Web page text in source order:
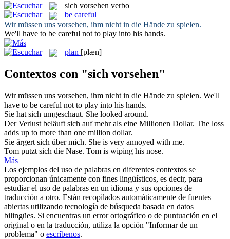
sich vorsehen verbo
be careful
Wir müssen uns vorsehen, ihm nicht in die Hände zu spielen.
We'll have to be careful not to play into his hands.
plan [plæn]
Contextos con "sich vorsehen"
Wir müssen uns vorsehen, ihm nicht in die Hände zu spielen. We'll
have to be careful not to play into his hands.
Sie hat sich umgeschaut. She looked around.
Der Verlust beläuft sich auf mehr als eine Millionen Dollar. The loss
adds up to more than one million dollar.
Sie ärgert sich über mich. She is very annoyed with me.
Tom putzt sich die Nase. Tom is wiping his nose.
Más
Los ejemplos del uso de palabras en diferentes contextos se
proporcionan únicamente con fines lingüísticos, es decir, para
estudiar el uso de palabras en un idioma y sus opciones de
traducción a otro. Están recopilados automáticamente de fuentes
abiertas utilizando tecnología de búsqueda basada en datos
bilingües. Si encuentras un error ortográfico o de puntuación en el
original o en la traducción, utiliza la opción "Informar de un
problema" o escríbenos.